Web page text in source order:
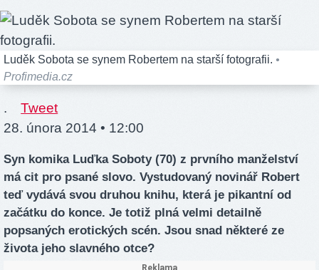
Luděk Sobota se synem Robertem na starší fotografii. •
Profimedia.cz
.
Tweet
28. února 2014 • 12:00
Syn komika Luďka Soboty (70) z prvního manželství
má cit pro psané slovo. Vystudovaný novinář Robert
teď vydává svou druhou knihu, která je pikantní od
začátku do konce. Je totiž plná velmi detailně
popsaných erotických scén. Jsou snad některé ze
života jeho slavného otce?